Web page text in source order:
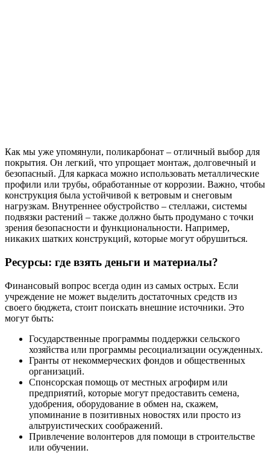
Как мы уже упомянули, поликарбонат – отличный выбор для
покрытия. Он легкий, что упрощает монтаж, долговечный и
безопасный. Для каркаса можно использовать металлические
профили или трубы, обработанные от коррозии. Важно, чтобы
конструкция была устойчивой к ветровым и снеговым
нагрузкам. Внутреннее обустройство – стеллажи, системы
подвязки растений – также должно быть продумано с точки
зрения безопасности и функциональности. Например,
никаких шатких конструкций, которые могут обрушиться.
Ресурсы: где взять деньги и материалы?
Финансовый вопрос всегда один из самых острых. Если
учреждение не может выделить достаточных средств из
своего бюджета, стоит поискать внешние источники. Это
могут быть:
Государственные программы поддержки сельского
хозяйства или программы ресоциализации осужденных.
Гранты от некоммерческих фондов и общественных
организаций.
Спонсорская помощь от местных агрофирм или
предприятий, которые могут предоставить семена,
удобрения, оборудование в обмен на, скажем,
упоминание в позитивных новостях или просто из
альтруистических соображений.
Привлечение волонтеров для помощи в строительстве
или обучении.